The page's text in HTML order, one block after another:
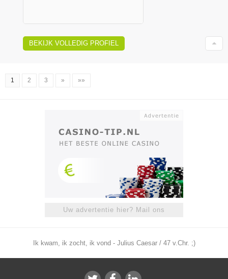
BEKIJK VOLLEDIG PROFIEL
1 2 3 » »»
Uw advertentie hier? Mail ons
Ik kwam, ik zocht, ik vond - Julius Caesar / 47 v.Chr. ;)